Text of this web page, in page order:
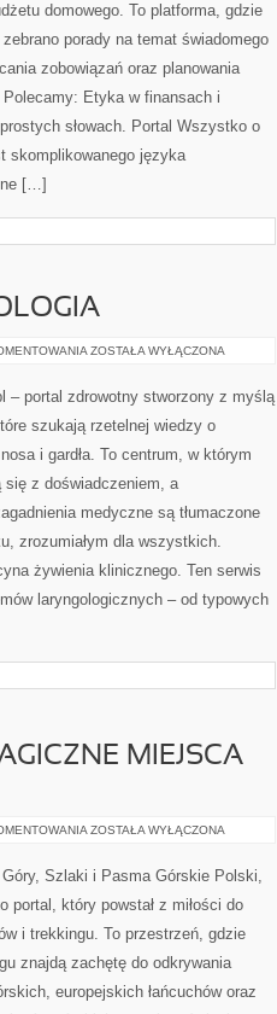
(ESG)
domowego. To platforma, gdzie
porady na temat świadomego
zobowiązań oraz planowania
Etyka w finansach i
słowach. Portal Wszystko o
skomplikowanego języka
[…]
ZDROWIE
UROLOGIA
ZOSTAŁA WYŁĄCZONA
– portal zdrowotny stworzony z myślą
szukają rzetelnej wiedzy o
i gardła. To centrum, w którym
się z doświadczeniem, a
medyczne są tłumaczone
zrozumiałym dla wszystkich.
żywienia klinicznego. Ten serwis
laryngologicznych – od typowych
MIEJSCA
GÓRY
MAGICZNE
MIEJSCA
ZOSTAŁA WYŁĄCZONA
Szlaki i Pasma Górskie Polski,
portal, który powstał z miłości do
i trekkingu. To przestrzeń, gdzie
znajdą zachętę do odkrywania
europejskich łańcuchów oraz